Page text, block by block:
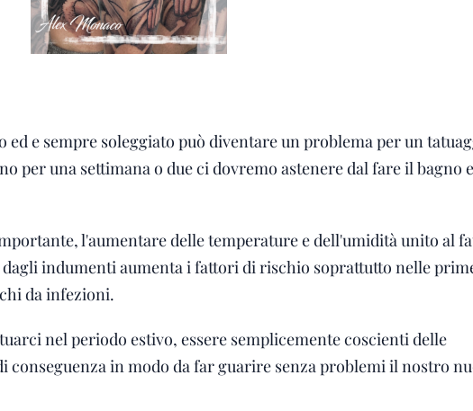
ed e sempre soleggiato può diventare un problema per un
per una settimana o due ci dovremo astenere dal fare il bagno e
l'aumentare delle temperature e dell'umidità unito al
indumenti aumenta i fattori di rischio soprattutto nelle
da infezioni.
nel periodo estivo, essere semplicemente coscienti delle
in modo da far guarire senza problemi il nostro